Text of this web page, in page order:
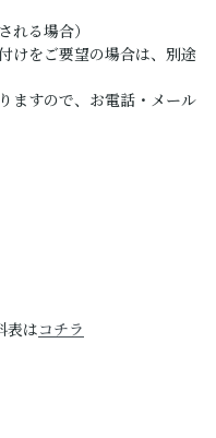
れる場合）
けをご要望の場合は、別途
ますので、お電話・メール
表はコチラ